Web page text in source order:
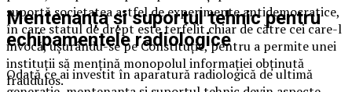
suportă societatea astfel de experimente antidemocratice,
în care statul de drept este terfelit chiar de către cei care-l
invocă, ușurându-se pe Constituție, pentru a permite unei
instituții să mențină monopolul informației obținută
fraudulos.
Mentenanța și suportul tehnic pentru
echipamentele radiologice
Odată ce ai investit în aparatură radiologică de ultimă